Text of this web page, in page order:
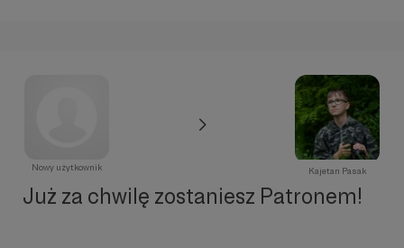
Nowy użytkownik Kajetan Pasak
Już za chwilę zostaniesz Patronem!